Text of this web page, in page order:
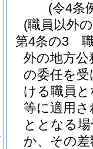
(令4条
(職員以外
第4条の3
外の地方
の委任を
ける職員
等に適用
ととなる
か、その